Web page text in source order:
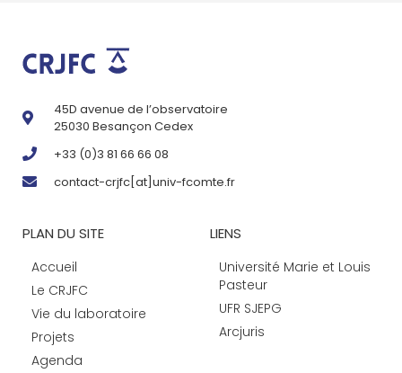
45D avenue de l’observatoire
25030 Besançon Cedex
+33 (0)3 81 66 66 08
contact-crjfc[at]univ-fcomte.fr
PLAN DU SITE
Accueil
Le CRJFC
Vie du laboratoire
Projets
Agenda
LIENS
Université Marie et Louis
Pasteur
UFR SJEPG
Arcjuris